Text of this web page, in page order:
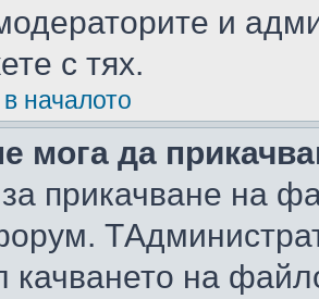
и
с тях.
началото
мога да
прикачване на
качването на